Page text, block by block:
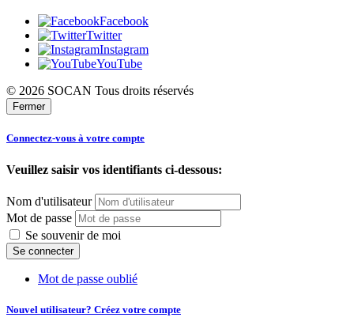
Facebook
Twitter
Instagram
YouTube
© 2026 SOCAN Tous droits réservés
Fermer
Connectez-vous à votre compte
Veuillez saisir vos identifiants ci-dessous:
Nom d'utilisateur
Mot de passe
Se souvenir de moi
Mot de passe oublié
Nouvel utilisateur? Créez votre compte